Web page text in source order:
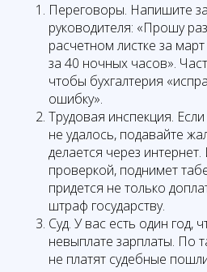
Переговоры. Напишите
руководителя: «Прошу
расчетном листке за
за 40 ночных часов».
чтобы бухгалтерия
ошибку».
Трудовая инспекция.
не удалось, подавайте
делается через
проверкой, поднимет
придется не только
штраф государству.
Суд. У вас есть один год,
невыплате зарплаты. По
не платят судебные